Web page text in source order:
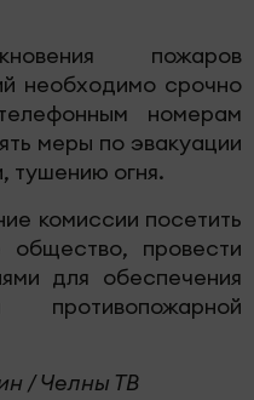
пожаров
необходимо срочно
номерам
меры по эвакуации
тушению огня.
комиссии посетить
провести
для обеспечения
/ Челны ТВ